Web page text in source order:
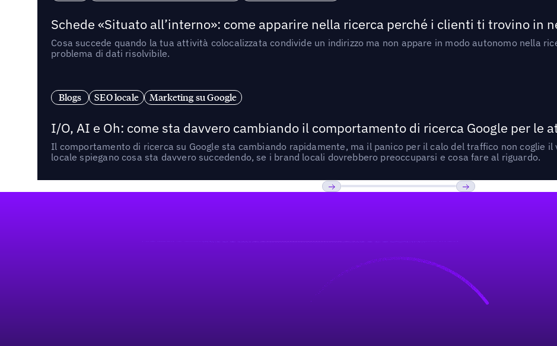
Schede «Situato all’interno»: come apparire nella ricerca perché i clienti ti trovino in
Cosa succede quando la tua attività colocalizzata condivide un indirizzo ma non appare in modo autonomo nella
problema di dati risolvibile.
Blogs SEO locale Marketing su Google
I/O, AI e Oh: come sta davvero cambiando il comportamento di ricerca Google per le
Il comportamento di ricerca su Google sta cambiando rapidamente, ma il panico per il calo del traffico non coglie
locale spiegano cosa sta davvero succedendo, se i brand locali dovrebbero preoccuparsi e cosa fare al riguardo.